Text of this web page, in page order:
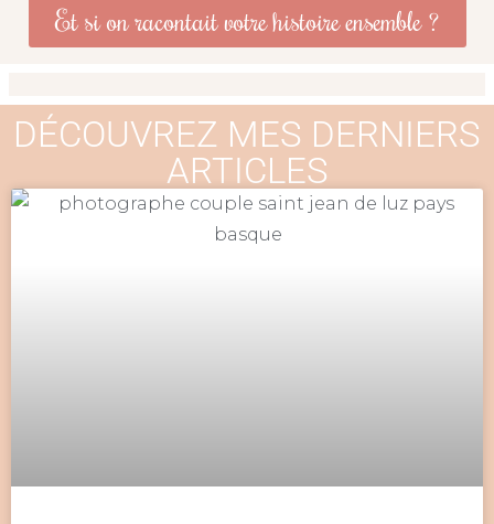
Et si on racontait votre histoire ensemble ?
DÉCOUVREZ MES DERNIERS
ARTICLES